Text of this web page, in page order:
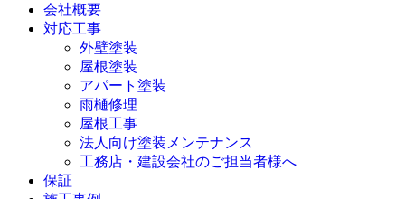
会社概要
対応工事
外壁塗装
屋根塗装
アパート塗装
雨樋修理
屋根工事
法人向け塗装メンテナンス
工務店・建設会社のご担当者様へ
保証